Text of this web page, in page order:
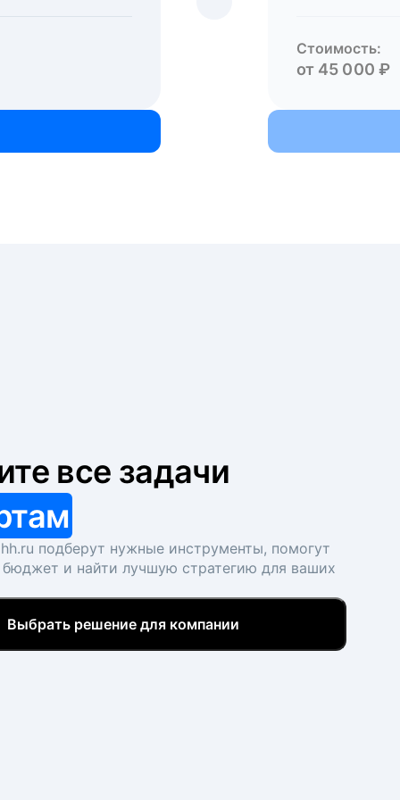
Стоимость:
от 45 000 ₽
все задачи
подберут нужные инструменты, помогут
бюджет и найти лучшую стратегию для ваших
Выбрать решение для компании